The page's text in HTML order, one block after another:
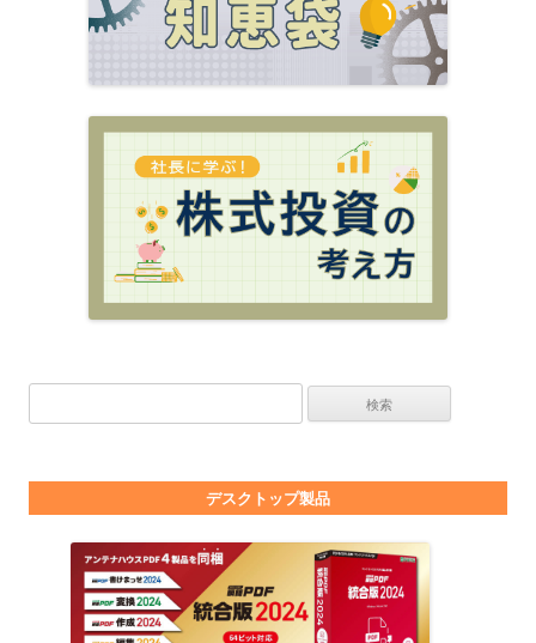
デスクトップ製品